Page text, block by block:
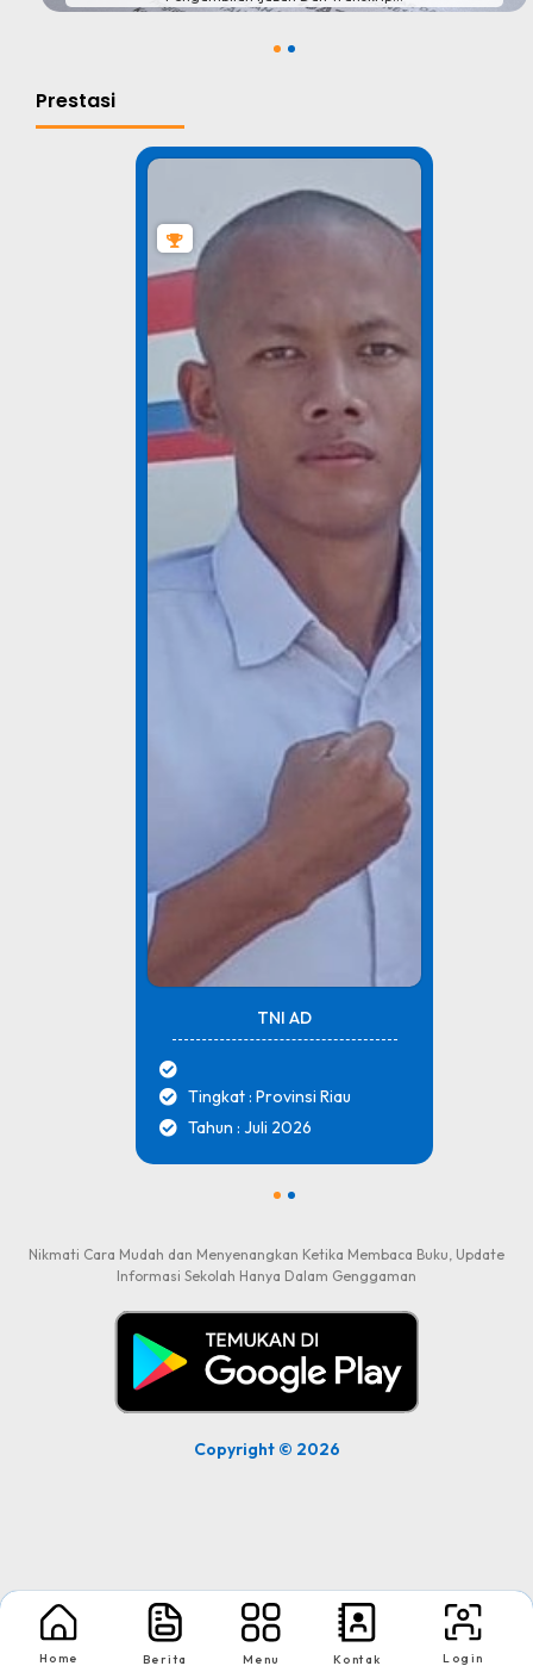
Prestasi
TNI AD
Tingkat : Provinsi Riau
Tahun : Juli 2026
Nikmati Cara Mudah dan Menyenangkan Ketika Membaca Buku, Update
Informasi Sekolah Hanya Dalam Genggaman
Copyright © 2026
Home Berita Menu Kontak Login